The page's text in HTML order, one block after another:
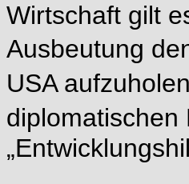
Wirtschaft gilt
Ausbeutung
USA